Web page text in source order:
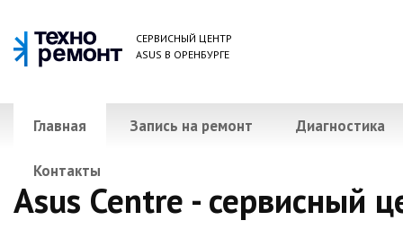
СЕРВИСНЫЙ ЦЕНТР
ASUS В ОРЕНБУРГЕ
Главная Запись на ремонт Диагностика
Контакты
Asus Centre - сервисный